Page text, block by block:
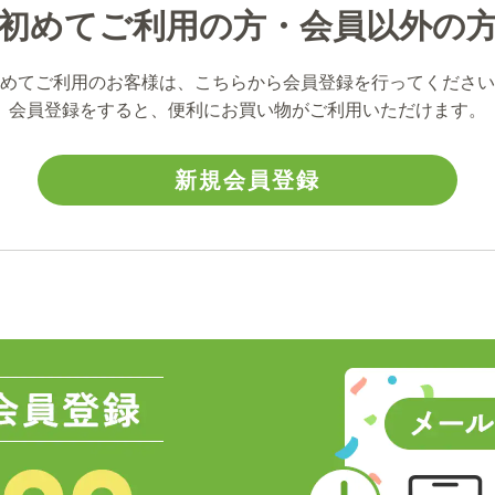
めてご利用の方・会員以外の
てご利用のお客様は、こちらから会員登録を行ってくださ
会員登録をすると、便利にお買い物がご利用いただけます。